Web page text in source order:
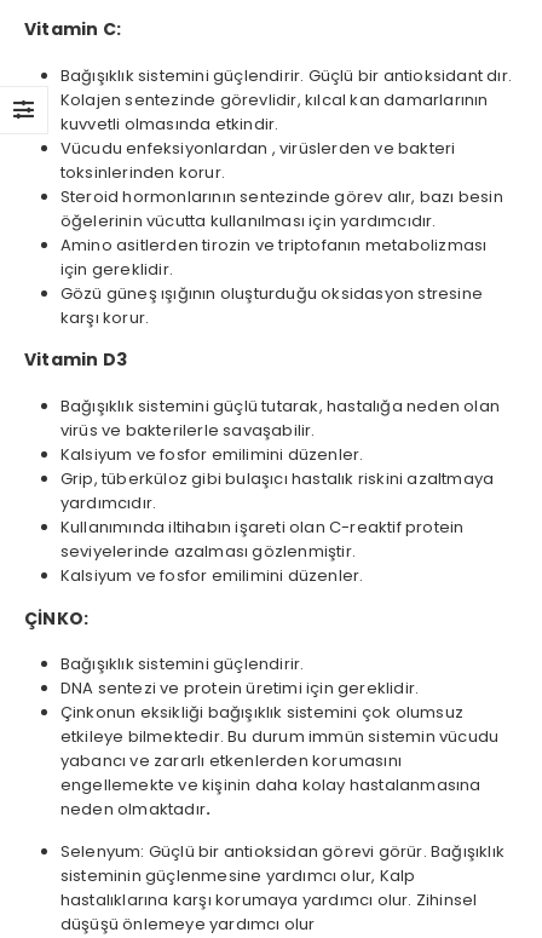
Vitamin C:
Bağışıklık sistemini güçlendirir. Güçlü bir antioksidant dır.
Kolajen sentezinde görevlidir, kılcal kan damarlarının
kuvvetli olmasında etkindir.
Vücudu enfeksiyonlardan , virüslerden ve bakteri
toksinlerinden korur.
Steroid hormonlarının sentezinde görev alır, bazı besin
öğelerinin vücutta kullanılması için yardımcıdır.
Amino asitlerden tirozin ve triptofanın metabolizması
için gereklidir.
Gözü güneş ışığının oluşturduğu oksidasyon stresine
karşı korur.
Vitamin D3
Bağışıklık sistemini güçlü tutarak, hastalığa neden olan
virüs ve bakterilerle savaşabilir.
Kalsiyum ve fosfor emilimini düzenler.
Grip, tüberküloz gibi bulaşıcı hastalık riskini azaltmaya
yardımcıdır.
Kullanımında iltihabın işareti olan C-reaktif protein
seviyelerinde azalması gözlenmiştir.
Kalsiyum ve fosfor emilimini düzenler.
ÇİNKO:
Bağışıklık sistemini güçlendirir.
DNA sentezi ve protein üretimi için gereklidir.
Çinkonun eksikliği bağışıklık sistemini çok olumsuz
etkileye bilmektedir. Bu durum immün sistemin vücudu
yabancı ve zararlı etkenlerden korumasını
engellemekte ve kişinin daha kolay hastalanmasına
neden olmaktadır.
Selenyum: Güçlü bir antioksidan görevi görür. Bağışıklık
sisteminin güçlenmesine yardımcı olur, Kalp
hastalıklarına karşı korumaya yardımcı olur. Zihinsel
düşüşü önlemeye yardımcı olur